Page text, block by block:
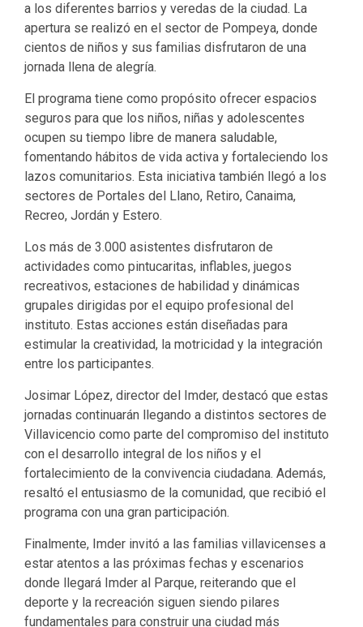
a los diferentes barrios y veredas de la ciudad. La
apertura se realizó en el sector de Pompeya, donde
cientos de niños y sus familias disfrutaron de una
jornada llena de alegría.
El programa tiene como propósito ofrecer espacios
seguros para que los niños, niñas y adolescentes
ocupen su tiempo libre de manera saludable,
fomentando hábitos de vida activa y fortaleciendo los
lazos comunitarios. Esta iniciativa también llegó a los
sectores de Portales del Llano, Retiro, Canaima,
Recreo, Jordán y Estero.
Los más de 3.000 asistentes disfrutaron de
actividades como pintucaritas, inflables, juegos
recreativos, estaciones de habilidad y dinámicas
grupales dirigidas por el equipo profesional del
instituto. Estas acciones están diseñadas para
estimular la creatividad, la motricidad y la integración
entre los participantes.
Josimar López, director del Imder, destacó que estas
jornadas continuarán llegando a distintos sectores de
Villavicencio como parte del compromiso del instituto
con el desarrollo integral de los niños y el
fortalecimiento de la convivencia ciudadana. Además,
resaltó el entusiasmo de la comunidad, que recibió el
programa con una gran participación.
Finalmente, Imder invitó a las familias villavicenses a
estar atentos a las próximas fechas y escenarios
donde llegará Imder al Parque, reiterando que el
deporte y la recreación siguen siendo pilares
fundamentales para construir una ciudad más